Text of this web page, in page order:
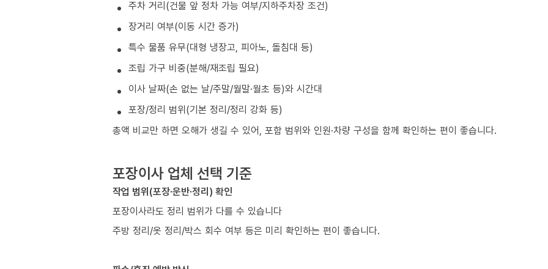
주차 거리(건물 앞 정차 가능 여부/지하주차장 조건)
장거리 여부(이동 시간 증가)
특수 물품 유무(대형 냉장고, 피아노, 돌침대 등)
조립 가구 비중(분해/재조립 필요)
이사 날짜(손 없는 날/주말/월말·월초 등)와 시간대
포장/정리 범위(기본 정리/정리 강화 등)
총액 비교만 하면 오해가 생길 수 있어, 포함 범위와 인원·차량 구성을 함께 확인하는 편이 좋습니다.
포장이사 업체 선택 기준
작업 범위(포장·운반·정리) 확인
포장이사라도 정리 범위가 다를 수 있습니다
주방 정리/옷 정리/박스 회수 여부 등은 미리 확인하는 편이 좋습니다.